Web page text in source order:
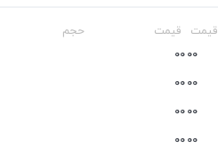
قیمت قیمت حجم
0
0
0
0
0
0
0
0
0
0
0
0
0
0
0
0